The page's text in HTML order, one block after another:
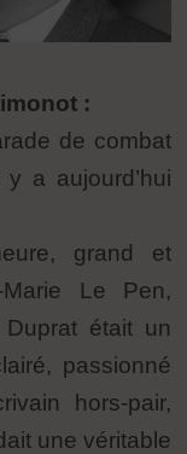
:
de combat
a aujourd’hui
grand et
Le Pen,
Duprat était un
passionné
hors-pair,
une véritable